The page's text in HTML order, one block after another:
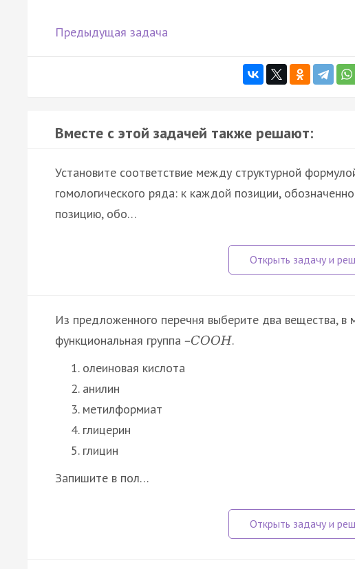
Предыдущая задача
Вместе с этой задачей также решают:
Установите соответствие между структурной
гомологического ряда: к каждой позиции,
позицию, обо…
Из предложенного перечня выберите два вещества, в
функциональная группа –СООН.
олеиновая кислота
анилин
метилформиат
глицерин
глицин
Запишите в пол…